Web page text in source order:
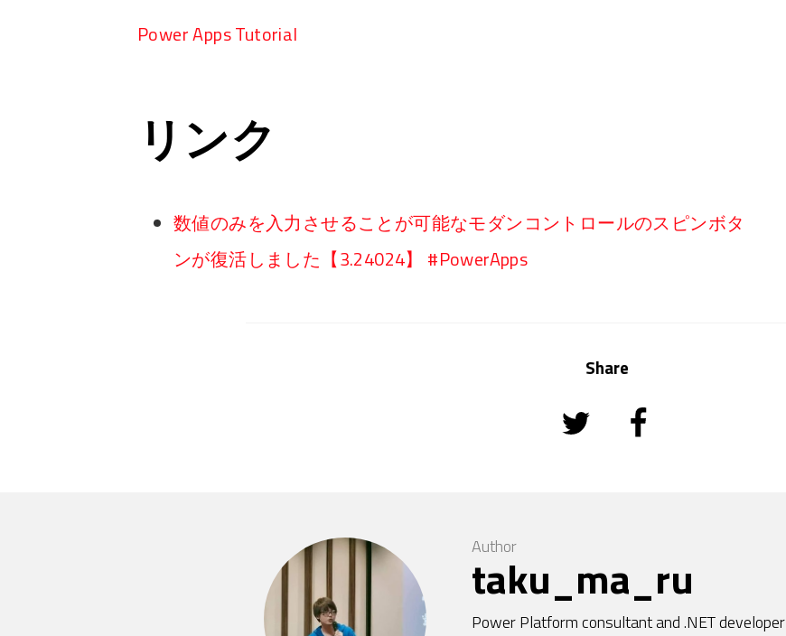
Power Apps Tutorial
リンク
数値のみを入力させることが可能なモダンコントロールのスピンボタ
ンが復活しました【3.24024】 #PowerApps
Share
Author
taku_ma_ru
Power Platform consultant and .NET developer